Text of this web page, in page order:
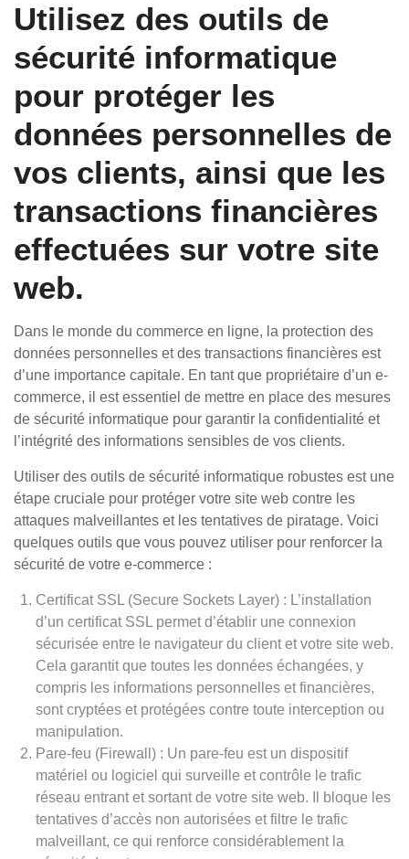
Utilisez des outils de
sécurité informatique
pour protéger les
données personnelles de
vos clients, ainsi que les
transactions financières
effectuées sur votre site
web.
Dans le monde du commerce en ligne, la protection des
données personnelles et des transactions financières est
d’une importance capitale. En tant que propriétaire d’un e-
commerce, il est essentiel de mettre en place des mesures
de sécurité informatique pour garantir la confidentialité et
l’intégrité des informations sensibles de vos clients.
Utiliser des outils de sécurité informatique robustes est une
étape cruciale pour protéger votre site web contre les
attaques malveillantes et les tentatives de piratage. Voici
quelques outils que vous pouvez utiliser pour renforcer la
sécurité de votre e-commerce :
Certificat SSL (Secure Sockets Layer) : L’installation
d’un certificat SSL permet d’établir une connexion
sécurisée entre le navigateur du client et votre site web.
Cela garantit que toutes les données échangées, y
compris les informations personnelles et financières,
sont cryptées et protégées contre toute interception ou
manipulation.
Pare-feu (Firewall) : Un pare-feu est un dispositif
matériel ou logiciel qui surveille et contrôle le trafic
réseau entrant et sortant de votre site web. Il bloque les
tentatives d’accès non autorisées et filtre le trafic
malveillant, ce qui renforce considérablement la